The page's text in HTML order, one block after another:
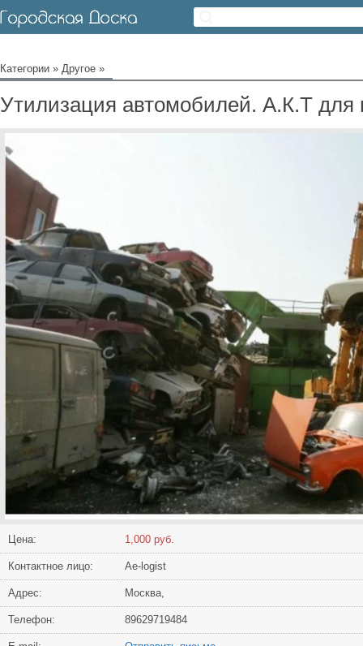
Категории » Другое »
Утилизация автомобилей. А.К.Т
Цена: 1,000 руб.
Контактное лицо: Ae-logist
Адрес: Москва,
Телефон: 89629719484